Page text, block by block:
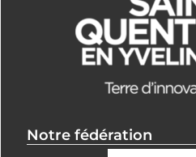
Notre fédération